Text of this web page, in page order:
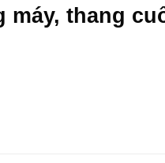
máy, thang